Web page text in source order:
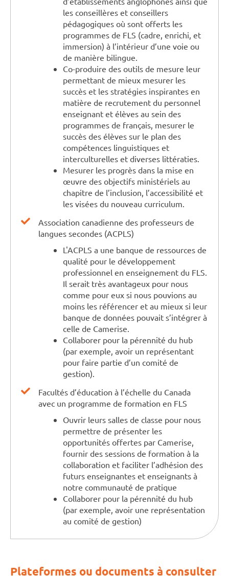
les conseillères et conseillers
pédagogiques où sont offerts les
programmes de FLS (cadre, enrichi, et
immersion) à l’intérieur d’une voie ou
de manière bilingue.
Co-produire des outils de mesure leur
permettant de mieux mesurer les
succès et les stratégies inspirantes en
matière de recrutement du personnel
enseignant et élèves au sein des
programmes de français, mesurer le
succès des élèves sur le plan des
compétences linguistiques et
interculturelles et diverses littératies.
Mesurer les progrès dans la mise en
œuvre des objectifs ministériels au
chapitre de l’inclusion, l’accessibilité et
les visées du nouveau curriculum.
Association canadienne des professeurs de
langues secondes (ACPLS)
L'ACPLS a une banque de ressources de
qualité pour le développement
professionnel en enseignement du FLS.
Il serait très avantageux pour nous
comme pour eux si nous pouvions au
moins les référencer et au mieux si leur
banque de données pouvait s’intégrer à
celle de Camerise.
Collaborer pour la pérennité du hub
(par exemple, avoir un représentant
pour faire partie d’un comité de
gestion).
Facultés d’éducation à l’échelle du Canada
avec un programme de formation en FLS
Ouvrir leurs salles de classe pour nous
permettre de présenter les
opportunités offertes par Camerise,
fournir des sessions de formation à la
collaboration et faciliter l’adhésion des
futurs enseignantes et enseignants à
notre communauté de pratique
Collaborer pour la pérennité du hub
(par exemple, avoir une représentation
au comité de gestion)
Plateformes ou documents à consulter